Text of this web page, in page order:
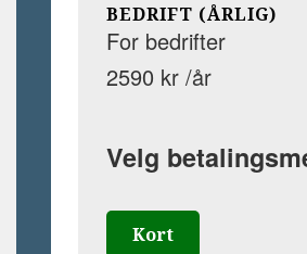
BEDRIFT (ÅRLIG)
For bedrifter
2590 kr /år
Velg
Kort